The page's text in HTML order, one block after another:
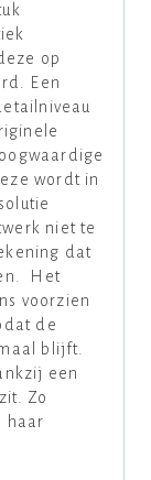
op
Een
wordt in
niet te
dat
Het
voorzien
de
blijft.
een
Zo
haar